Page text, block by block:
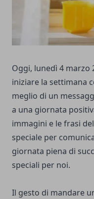
Oggi, lunedì 4
iniziare la settimana
meglio di un
a una giornata
immagini e le frasi
speciale per
giornata piena di
speciali per noi.
Il gesto di mandare